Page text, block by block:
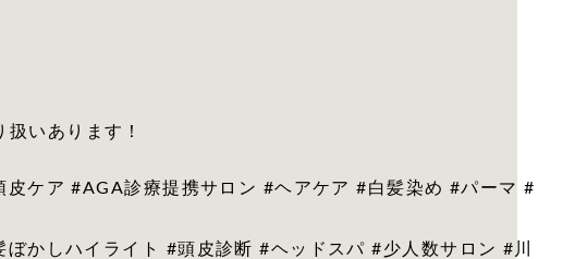
いあります！
ケア #AGA診療提携サロン #ヘアケア #白髪染め #パーマ #
かしハイライト #頭皮診断 #ヘッドスパ #少人数サロン #川